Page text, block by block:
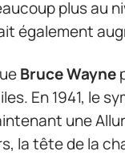
plus au
également
Bruce Wayne
En 1941, le
une
la tête de la